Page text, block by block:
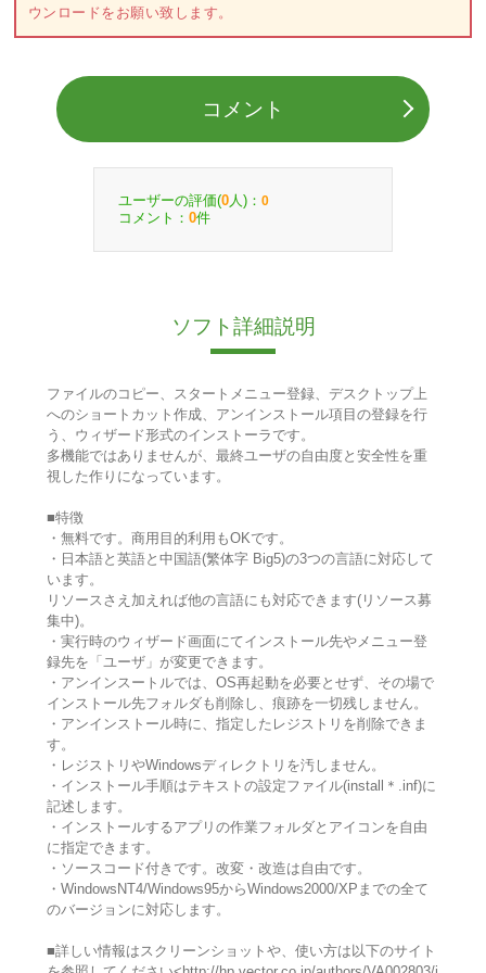
ウンロードをお願い致します。
コメント
ユーザーの評価(0 人)： 0
コメント： 0件
ソフト詳細説明
ファイルのコピー、スタートメニュー登録、デスクトップ上
へのショートカット作成、アンインストール項目の登録を行
う、ウィザード形式のインストーラです。
多機能ではありませんが、最終ユーザの自由度と安全性を重
視した作りになっています。
■特徴
・無料です。商用目的利用もOKです。
・日本語と英語と中国語(繁体字 Big5)の3つの言語に対応して
います。
リソースさえ加えれば他の言語にも対応できます(リソース募
集中)。
・実行時のウィザード画面にてインストール先やメニュー登
録先を「ユーザ」が変更できます。
・アンインスートルでは、OS再起動を必要とせず、その場で
インストール先フォルダも削除し、痕跡を一切残しません。
・アンインストール時に、指定したレジストリを削除できま
す。
・レジストリやWindowsディレクトリを汚しません。
・インストール手順はテキストの設定ファイル(install＊.inf)に
記述します。
・インストールするアプリの作業フォルダとアイコンを自由
に指定できます。
・ソースコード付きです。改変・改造は自由です。
・WindowsNT4/Windows95からWindows2000/XPまでの全て
のバージョンに対応します。
■詳しい情報はスクリーンショットや、使い方は以下のサイト